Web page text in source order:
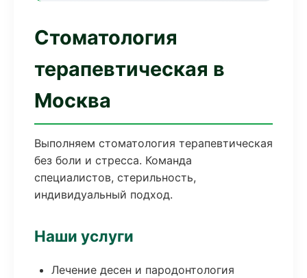
Стоматология
терапевтическая в
Москва
Выполняем стоматология терапевтическая
без боли и стресса. Команда
специалистов, стерильность,
индивидуальный подход.
Наши услуги
Лечение десен и пародонтология